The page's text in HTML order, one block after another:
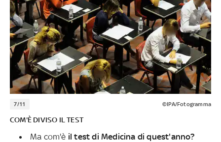
7/11 ©IPA/Fotogramma
COM'È DIVISO IL TEST
Ma com'è il test di Medicina di quest'anno?